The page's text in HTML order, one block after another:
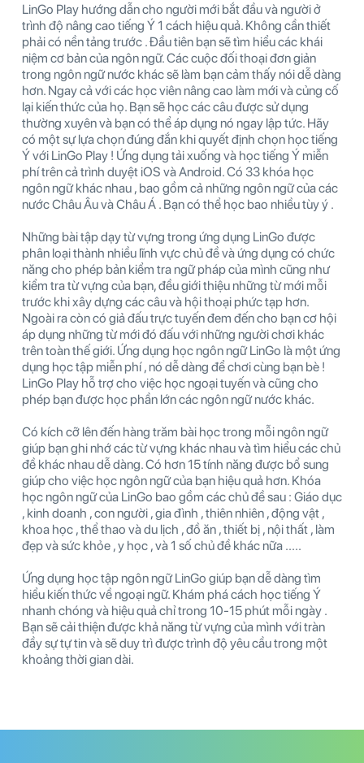
LinGo Play hướng dẫn cho người mới bắt đầu và người ở
trình độ nâng cao tiếng Ý 1 cách hiệu quả. Không cần thiết
phải có nền tảng trước . Đầu tiên bạn sẽ tìm hiểu các khái
niệm cơ bản của ngôn ngữ. Các cuộc đối thoại đơn giản
trong ngôn ngữ nước khác sẽ làm bạn cảm thấy nói dễ dàng
hơn. Ngay cả với các học viên nâng cao làm mới và củng cố
lại kiến thức của họ. Bạn sẽ học các câu được sử dụng
thường xuyên và bạn có thể áp dụng nó ngay lập tức. Hãy
có một sự lựa chọn đúng đắn khi quyết định chọn học tiếng
Ý với LinGo Play ! Ứng dụng tải xuống và học tiếng Ý miễn
phí trên cả trình duyệt iOS và Android. Có 33 khóa học
ngôn ngữ khác nhau , bao gồm cả những ngôn ngữ của các
nước Châu Âu và Châu Á . Bạn có thể học bao nhiều tùy ý .
Những bài tập dạy từ vựng trong ứng dụng LinGo được
phân loại thành nhiều lĩnh vực chủ đề và ứng dụng có chức
năng cho phép bản kiểm tra ngữ pháp của mình cũng như
kiểm tra từ vựng của bạn, đều giới thiệu những từ mới mỗi
trước khi xây dựng các câu và hội thoại phức tạp hơn.
Ngoài ra còn có giả đấu trực tuyến đem đến cho bạn cơ hội
áp dụng những từ mới đó đấu với những người chơi khác
trên toàn thế giới. Ứng dụng học ngôn ngữ LinGo là một ứng
dụng học tập miễn phí , nó dễ dàng để chơi cùng bạn bè !
LinGo Play hỗ trợ cho việc học ngoại tuyến và cũng cho
phép bạn được học phần lớn các ngôn ngữ nước khác.
Có kích cỡ lên đến hàng trăm bài học trong mỗi ngôn ngữ
giúp bạn ghi nhớ các từ vựng khác nhau và tìm hiểu các chủ
đề khác nhau dễ dàng. Có hơn 15 tính năng được bổ sung
giúp cho việc học ngôn ngữ của bạn hiệu quả hơn. Khóa
học ngôn ngữ của LinGo bao gồm các chủ đề sau : Giáo dục
, kinh doanh , con người , gia đình , thiên nhiên , động vật ,
khoa học , thể thao và du lịch , đồ ăn , thiết bị , nội thất , làm
đẹp và sức khỏe , y học , và 1 số chủ đề khác nữa .....
Ứng dụng học tập ngôn ngữ LinGo giúp bạn dễ dàng tìm
hiểu kiến thức về ngoại ngữ. Khám phá cách học tiếng Ý
nhanh chóng và hiệu quả chỉ trong 10-15 phút mỗi ngày .
Bạn sẽ cải thiện được khả năng từ vựng của mình với tràn
đầy sự tự tin và sẽ duy trì được trình độ yêu cầu trong một
khoảng thời gian dài.